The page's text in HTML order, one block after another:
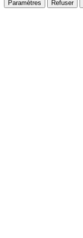
Paramètres Refuser